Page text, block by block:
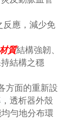
反應，減少免
質結構強韌、
結構之穩
方面的重新設
透析器外殼
勻地分布環